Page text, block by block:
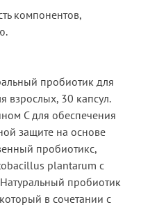
компонентов,
пробиотик для
30 капсул.
С для обеспечения
защите на основе
пробиотикс,
plantarum с
пробиотик
в сочетании с